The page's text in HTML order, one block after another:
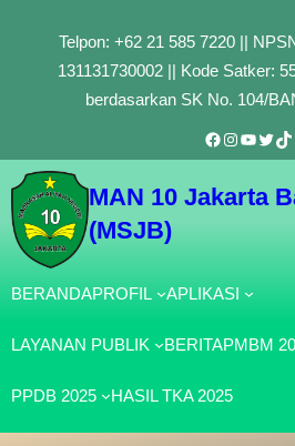
Telpon: +62 21 585 7220 ||
131131730002 || Kode Satker:
berdasarkan SK No. 104/
Facebook
Instagram
MAN 10 Jakarta
(MSJB)
BERANDAPROFIL APLIKASI
LAYANAN PUBLIK BERITAPMBM
PPDB 2025 HASIL TKA 2025